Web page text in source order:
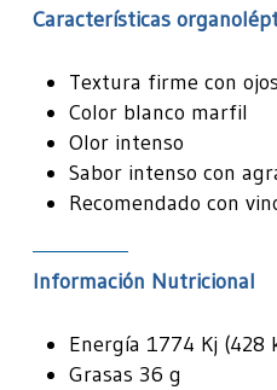
Características
Textura firme con
Color blanco marfil
Olor intenso
Sabor intenso con
Recomendado con
Información Nutricional
Energía 1774 Kj (428
Grasas 36 g